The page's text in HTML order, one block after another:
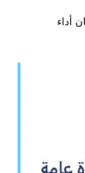
أداء